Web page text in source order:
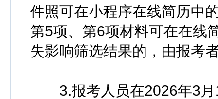
件照可在小程序在线简历中
第5项、第6项材料可在在线
失影响筛选结果的，由报考
3.报考人员在2026年3月